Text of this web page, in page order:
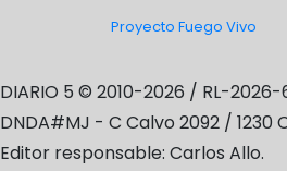
Proyecto Fuego Vivo
DIARIO 5 © 2010-2026 / RL-2026-
DNDA#MJ - C Calvo 2092 / 1230
Editor responsable: Carlos Allo.